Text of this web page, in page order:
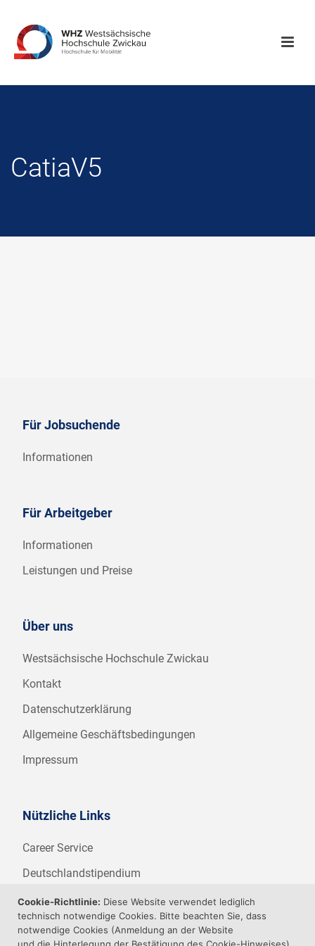
CatiaV5
Für Jobsuchende
Informationen
Für Arbeitgeber
Informationen
Leistungen und Preise
Über uns
Westsächsische Hochschule Zwickau
Kontakt
Datenschutzerklärung
Allgemeine Geschäftsbedingungen
Impressum
Nützliche Links
Career Service
Deutschlandstipendium
WHZ Firmenstipendium
Weitere Angebote der WHZ
Cookie-Richtlinie: Diese Website verwendet lediglich
technisch notwendige Cookies. Bitte beachten Sie, dass
notwendige Cookies (Anmeldung an der Website